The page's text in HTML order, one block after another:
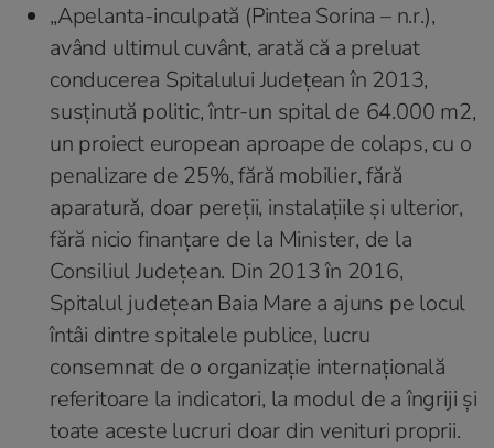
„Apelanta-inculpată (Pintea Sorina – n.r.),
având ultimul cuvânt, arată că a preluat
conducerea Spitalului Județean în 2013,
susținută politic, într-un spital de 64.000 m2,
un proiect european aproape de colaps, cu o
penalizare de 25%, fără mobilier, fără
aparatură, doar pereții, instalațiile și ulterior,
fără nicio finanțare de la Minister, de la
Consiliul Județean. Din 2013 în 2016,
Spitalul judeţean Baia Mare a ajuns pe locul
întâi dintre spitalele publice, lucru
consemnat de o organizație internațională
referitoare la indicatori, la modul de a îngriji şi
toate aceste lucruri doar din venituri proprii.